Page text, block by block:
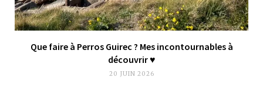
Que faire à Perros Guirec ? Mes incontournables à
découvrir ♥︎
20 JUIN 2026